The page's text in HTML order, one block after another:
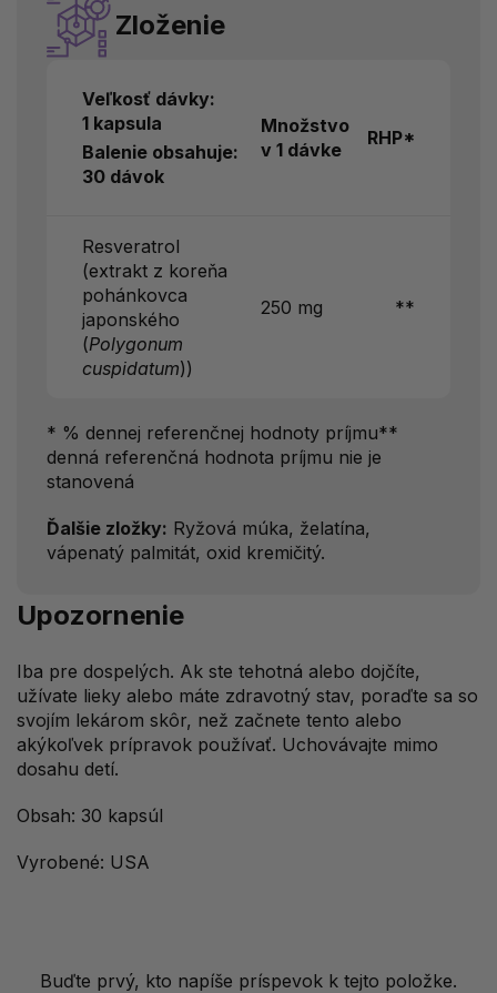
Zloženie
Veľkosť dávky:
1 kapsula
Balenie obsahuje:
30 dávok
Množstvo
v 1 dávke
RHP*
Resveratrol
(extrakt z koreňa
pohánkovca
japonského
(Polygonum
cuspidatum))
250 mg **
* % dennej referenčnej hodnoty príjmu**
denná referenčná hodnota príjmu nie je
stanovená
Ďalšie zložky: Ryžová múka, želatína,
vápenatý palmitát, oxid kremičitý.
Upozornenie
Iba pre dospelých. Ak ste tehotná alebo dojčíte,
užívate lieky alebo máte zdravotný stav, poraďte sa so
svojím lekárom skôr, než začnete tento alebo
akýkoľvek prípravok používať. Uchovávajte mimo
dosahu detí.
Obsah: 30 kapsúl
Vyrobené: USA
Buďte prvý, kto napíše príspevok k tejto položke.